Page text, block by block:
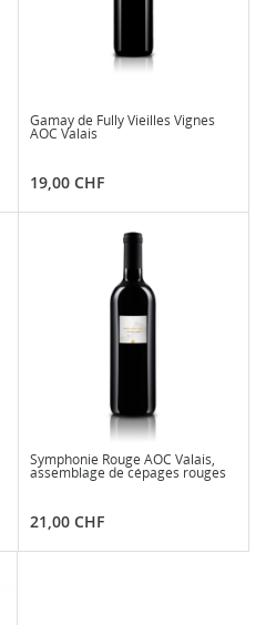
Gamay de Fully Vieilles Vignes
AOC Valais
Preis
19,00 CHF
Symphonie Rouge AOC Valais,
assemblage de cépages rouges
Preis
21,00 CHF